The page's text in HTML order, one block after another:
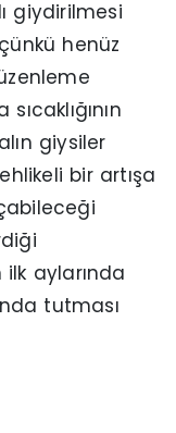
giydirilmesi
henüz
giysiler
bir artışa
aylarında
tutması